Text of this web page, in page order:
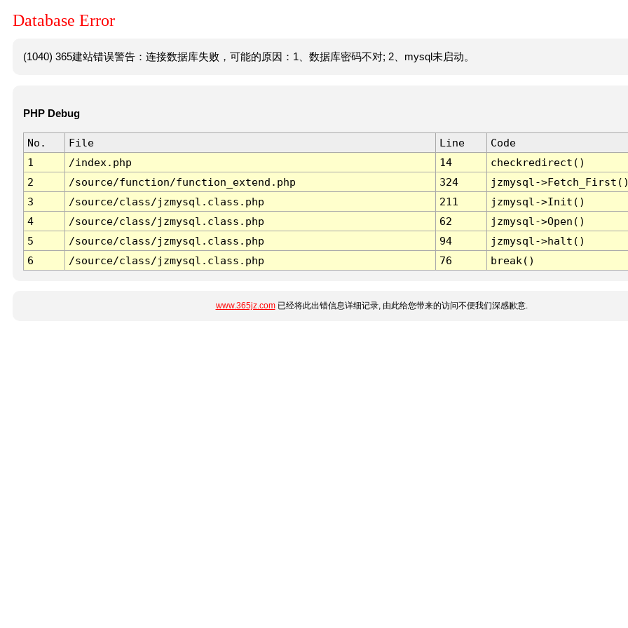
Database Error
(1040) 365建站错误警告：连接数据库失败，可能的原因：1、数据库密码不对; 2、mysql未启动。
PHP Debug
No. File Line
Code
1
/index.php 14
checkredirect()
2
/source/function/function_extend.php 324
jzmysql-
3
/source/class/jzmysql.class.php 211
jzmysql->Init()
4
/source/class/jzmysql.class.php 62
jzmysql->Open()
5
/source/class/jzmysql.class.php 94
jzmysql->halt()
6
/source/class/jzmysql.class.php 76 break()
www.365jz.com已经将此出错信息详细记录, 由此给您带来的访问不便我们深感歉意.